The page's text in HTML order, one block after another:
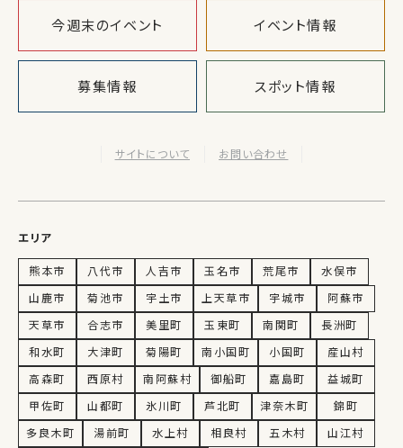
今週末のイベント イベント情報
募集情報 スポット情報
サイトについて お問い合わせ
エリア
熊本市 八代市 人吉市 玉名市 荒尾市
水俣市
山鹿市
菊池市 宇土市 上天草市 宇城市
阿蘇市
天草市
合志市 美里町 玉東町 南関町
長洲町
和水町
大津町 菊陽町 南小国町 小国町
産山村
高森町
西原村 南阿蘇村 御船町 嘉島町
益城町
甲佐町
山都町 氷川町 芦北町 津奈木町
錦町
多良木町
湯前町 水上村 相良村 五木村 山江村